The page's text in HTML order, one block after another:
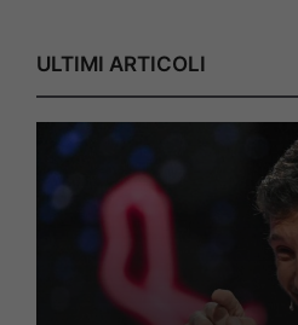
ULTIMI ARTICOLI